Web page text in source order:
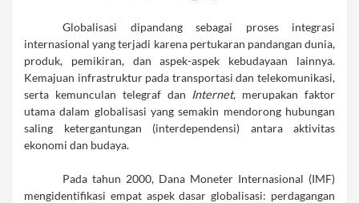
Globalisasi dipandang sebagai proses integrasi
internasional yang terjadi karena pertukaran pandangan dunia,
produk, pemikiran, dan aspek-aspek kebudayaan lainnya.
Kemajuan infrastruktur pada transportasi dan telekomunikasi,
serta kemunculan telegraf dan Internet, merupakan faktor
utama dalam globalisasi yang semakin mendorong hubungan
saling ketergantungan (interdependensi) antara aktivitas
ekonomi dan budaya.
Pada tahun 2000, Dana Moneter Internasional (IMF)
mengidentifikasi empat aspek dasar globalisasi: perdagangan